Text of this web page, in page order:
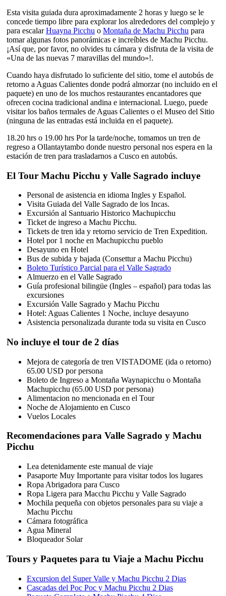
Esta visita guiada dura aproximadamente 2 horas y luego se le
concede tiempo libre para explorar los alrededores del complejo y
para escalarHuayna Picchu o Montaña de Machu Picchu para
tomar algunas fotos panorámicas e increíbles de Machu Picchu.
¡Así que, por favor, no olvides tu cámara y disfruta de la visita de
«Una de las nuevas 7 maravillas del mundo»!.
Cuando haya disfrutado lo suficiente del sitio, tome el autobús de
retorno a Aguas Calientes donde podrá almorzar (no incluido en el
paquete) en uno de los muchos restaurantes encantadores que
ofrecen cocina tradicional andina e internacional. Luego, puede
visitar los baños termales de Aguas Calientes o el Museo del Sitio
(ninguna de las entradas está incluida en el paquete).
18.20 hrs o 19.00 hrs Por la tarde/noche, tomamos un tren de
regreso a Ollantaytambo donde nuestro personal nos espera en la
estación de tren para trasladarnos a Cusco en autobús.
El Tour Machu Picchu y Valle Sagrado incluye
Personal de asistencia en idioma Ingles y Español.
Visita Guiada del Valle Sagrado de los Incas.
Excursión al Santuario Historico Machupicchu
Ticket de ingreso a Machu Picchu.
Tickets de tren ida y retorno servicio de Tren Expedition.
Hotel por 1 noche en Machupicchu pueblo
Desayuno en Hotel
Bus de subida y bajada (Consettur a Machu Picchu)
Boleto Turístico Parcial para el Valle Sagrado
Almuerzo en el Valle Sagrado
Guía profesional bilingüe (Ingles – español) para todas las
excursiones
Excursión Valle Sagrado y Machu Picchu
Hotel: Aguas Calientes 1 Noche, incluye desayuno
Asistencia personalizada durante toda su visita en Cusco
No incluye el tour de 2 días
Mejora de categoría de tren VISTADOME (ida o retorno)
65.00 USD por persona
Boleto de Ingreso a Montaña Waynapicchu o Montaña
Machupicchu (65.00 USD por persona)
Alimentacion no mencionada en el Tour
Noche de Alojamiento en Cusco
Vuelos Locales
Recomendaciones para Valle Sagrado y Machu
Picchu
Lea detenidamente este manual de viaje
Pasaporte Muy Importante para visitar todos los lugares
Ropa Abrigadora para Cusco
Ropa Ligera para Macchu Picchu y Valle Sagrado
Mochila pequeña con objetos personales para su viaje a
Machu Picchu
Cámara fotográfica
Agua Mineral
Bloqueador Solar
Tours y Paquetes para tu Viaje a Machu Picchu
Excursion del Super Valle y Machu Picchu 2 Dias
Cascadas del Poc Poc y Machu Picchu 2 Dias